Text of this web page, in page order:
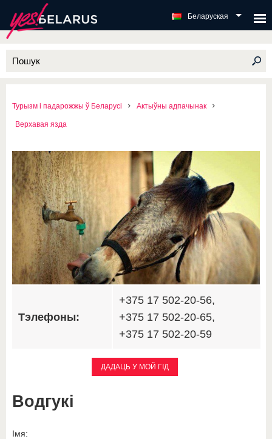
Беларуская
Турызм і падарожжы ў Беларусі Актыўны адпачынак
Верхавая язда
Тэлефоны:
+375 17 502-20-56,
+375 17 502-20-65,
+375 17 502-20-59
ДАДАЦЬ У МОЙ ГІД
Водгукі
Імя: